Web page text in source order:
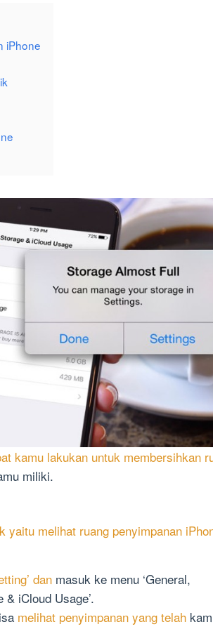
iPhone
kamu lakukan untuk membersihkan
miliki.
yaitu melihat ruang penyimpanan
dan masuk ke menu ‘General,
& iCloud Usage’.
melihat penyimpanan yang telah